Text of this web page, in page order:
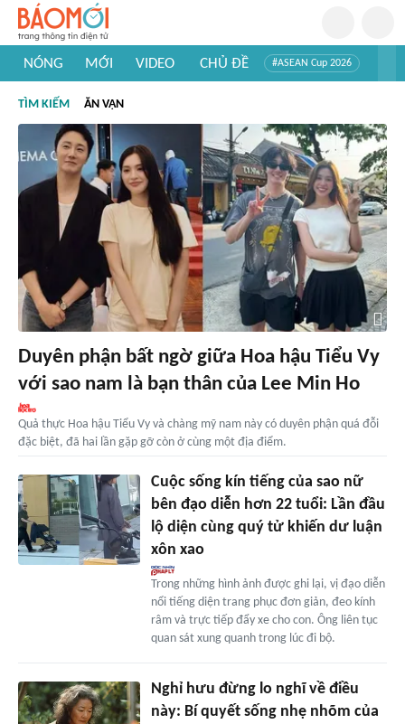
NÓNG MỚI VIDEO CHỦ ĐỀ #ASEAN Cup 2026
#Khám phá thế giới
TÌM KIẾM ĂN VẬN
Duyên phận bất ngờ giữa Hoa hậu Tiểu Vy
với sao nam là bạn thân của Lee Min Ho
Quả thực Hoa hậu Tiểu Vy và chàng mỹ nam này có duyên phận quá đỗi
đặc biệt, đã hai lần gặp gỡ còn ở cùng một địa điểm.
Cuộc sống kín tiếng của sao nữ
bên đạo diễn hơn 22 tuổi: Lần đầu
lộ diện cùng quý tử khiến dư luận
xôn xao
Trong những hình ảnh được ghi lại, vị đạo diễn
nổi tiếng diện trang phục đơn giản, đeo kính
râm và trực tiếp đẩy xe cho con. Ông liên tục
quan sát xung quanh trong lúc đi bộ.
Nghỉ hưu đừng lo nghĩ về điều
này: Bí quyết sống nhẹ nhõm của